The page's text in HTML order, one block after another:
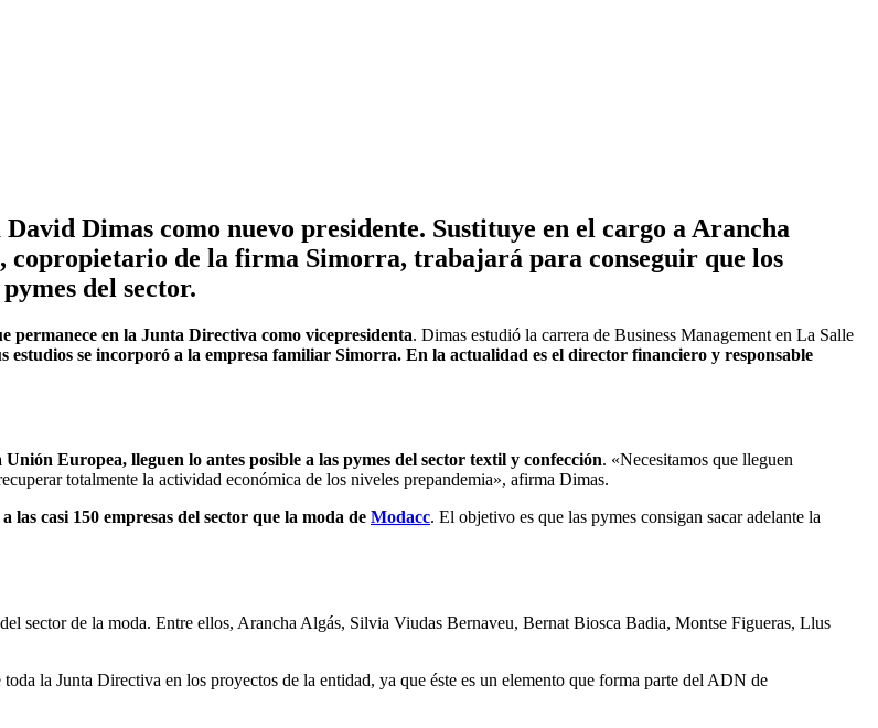
Dimas como nuevo presidente. Sustituye en el cargo a Arancha
copropietario de la firma Simorra, trabajará para conseguir que los
del sector.
permanece en la Junta Directiva como vicepresidenta. Dimas estudió la carrera de Business Management en La Salle
estudios se incorporó a la empresa familiar Simorra. En la actualidad es el director financiero y responsable
Europea, lleguen lo antes posible a las pymes del sector textil y confección. «Necesitamos que lleguen
totalmente la actividad económica de los niveles prepandemia», afirma Dimas.
casi 150 empresas del sector que la moda de Modacc. El objetivo es que las pymes consigan sacar adelante la
sector de la moda. Entre ellos, Arancha Algás, Silvia Viudas Bernaveu, Bernat Biosca Badia, Montse Figueras, Llus
la Junta Directiva en los proyectos de la entidad, ya que éste es un elemento que forma parte del ADN de